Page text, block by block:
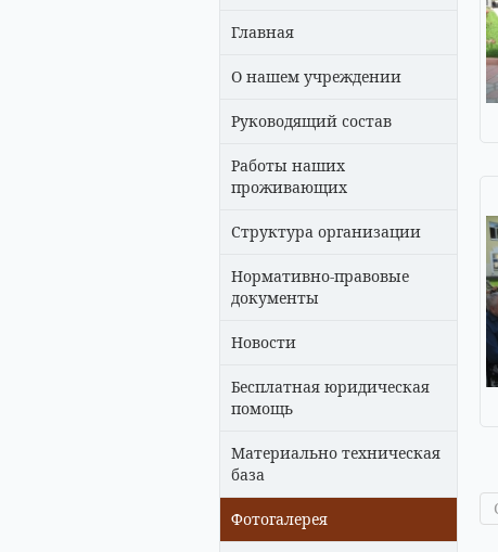
Главная
О нашем учреждении
Руководящий состав
Работы наших
проживающих
Структура организации
Нормативно-правовые
документы
Новости
Бесплатная юридическая
помощь
Материально техническая
база
Фотогалерея